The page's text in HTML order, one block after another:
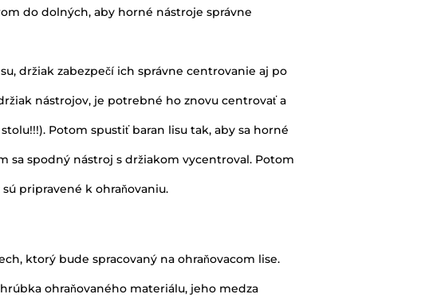
do dolných, aby horné nástroje správne
držiak zabezpečí ich správne centrovanie aj po
nástrojov, je potrebné ho znovu centrovať a
Potom spustiť baran lisu tak, aby sa horné
sa spodný nástroj s držiakom vycentroval. Potom
pripravené k ohraňovaniu.
ktorý bude spracovaný na ohraňovacom lise.
ohraňovaného materiálu, jeho medza